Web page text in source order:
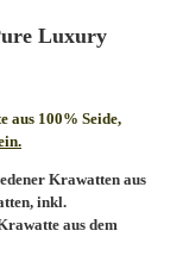
Luxury
aus 100% Seide,
Krawatten aus
inkl.
aus dem